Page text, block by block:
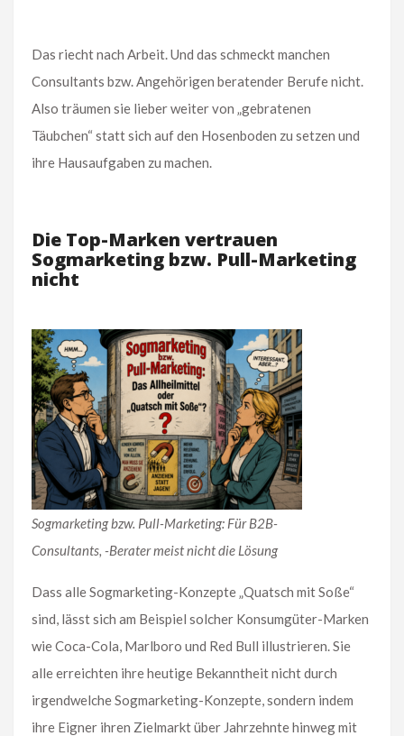
Das riecht nach Arbeit. Und das schmeckt manchen
Consultants bzw. Angehörigen beratender Berufe nicht.
Also träumen sie lieber weiter von „gebratenen
Täubchen“ statt sich auf den Hosenboden zu setzen und
ihre Hausaufgaben zu machen.
Die Top-Marken vertrauen
Sogmarketing bzw. Pull-Marketing
nicht
Sogmarketing bzw. Pull-Marketing: Für B2B-
Consultants, -Berater meist nicht die Lösung
Dass alle Sogmarketing-Konzepte „Quatsch mit Soße“
sind, lässt sich am Beispiel solcher Konsumgüter-Marken
wie Coca-Cola, Marlboro und Red Bull illustrieren. Sie
alle erreichten ihre heutige Bekanntheit nicht durch
irgendwelche Sogmarketing-Konzepte, sondern indem
ihre Eigner ihren Zielmarkt über Jahrzehnte hinweg mit